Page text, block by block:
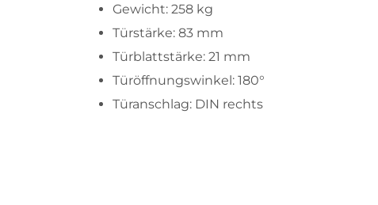
Gewicht: 258 kg
Türstärke: 83 mm
Türblattstärke: 21 mm
Türöffnungswinkel: 180°
Türanschlag: DIN rechts